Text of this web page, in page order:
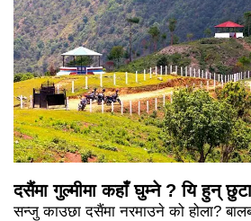
दसैंमा गुल्मीमा कहाँ घुम्ने ? यि हुन्
सन्जु काउछा दसैंमा नरमाउने को होला?